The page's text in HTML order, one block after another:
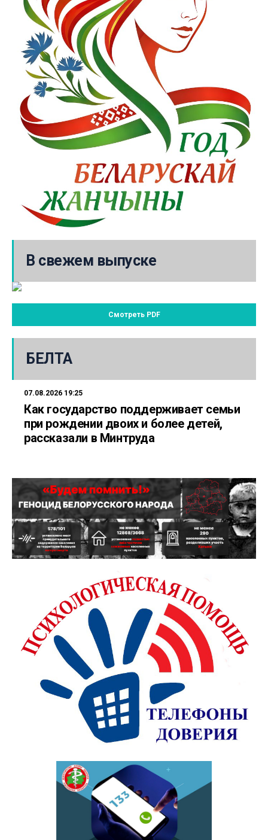
В свежем выпуске
Смотреть PDF
БЕЛТА
07.08.2026 19:25
Как государство поддерживает семьи
при рождении двоих и более детей,
рассказали в Минтруда